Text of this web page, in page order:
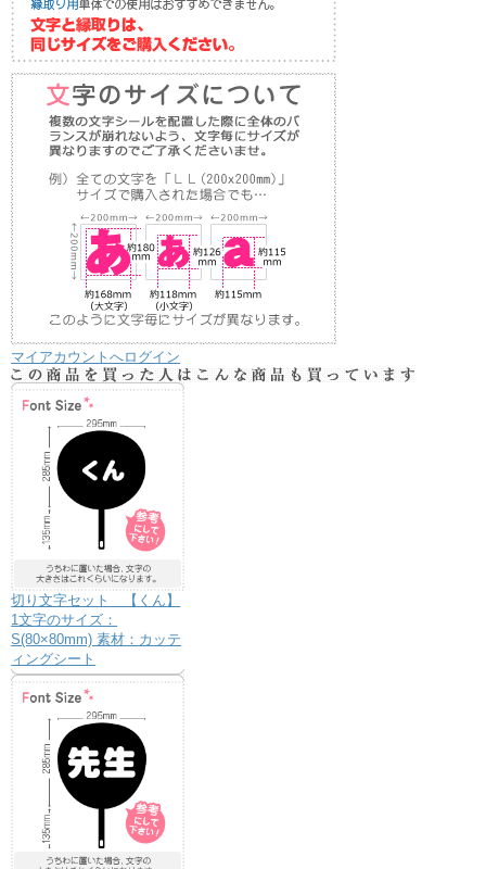
マイアカウントへログイン
切り文字セット 【くん】
1文字のサイズ：
S(80×80mm) 素材：カッテ
ィングシート